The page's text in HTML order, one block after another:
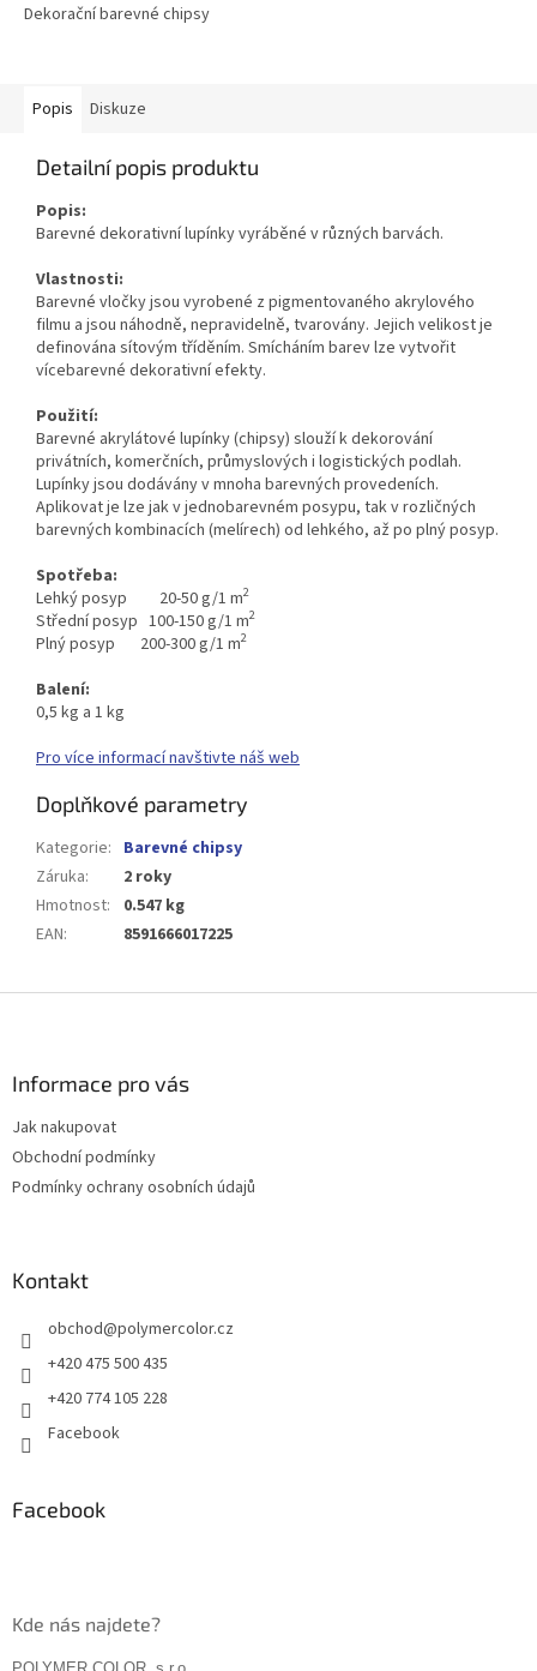
Dekorační barevné chipsy
Popis Diskuze
Detailní popis produktu
Popis:
Barevné dekorativní lupínky vyráběné v různých barvách.
Vlastnosti:
Barevné vločky jsou vyrobené z pigmentovaného akrylového
filmu a jsou náhodně, nepravidelně, tvarovány. Jejich velikost je
definována sítovým tříděním. Smícháním barev lze vytvořit
vícebarevné dekorativní efekty.
Použití:
Barevné akrylátové lupínky (chipsy) slouží k dekorování
privátních, komerčních, průmyslových i logistických podlah.
Lupínky jsou dodávány v mnoha barevných provedeních.
Aplikovat je lze jak v jednobarevném posypu, tak v rozličných
barevných kombinacích (melírech) od lehkého, až po plný posyp.
Spotřeba:
Lehký posyp 20-50 g/1 m2
Střední posyp 100-150 g/1 m2
Plný posyp 200-300 g/1 m2
Balení:
0,5 kg a 1 kg
Pro více informací navštivte náš web
Doplňkové parametry
Kategorie: Barevné chipsy
Záruka:
2 roky
Hmotnost:
0.547 kg
EAN: 8591666017225
Informace pro vás
Jak nakupovat
Obchodní podmínky
Podmínky ochrany osobních údajů
Kontakt
obchod@polymercolor.cz
+420 475 500 435
+420 774 105 228
Facebook
Facebook
Kde nás najdete?